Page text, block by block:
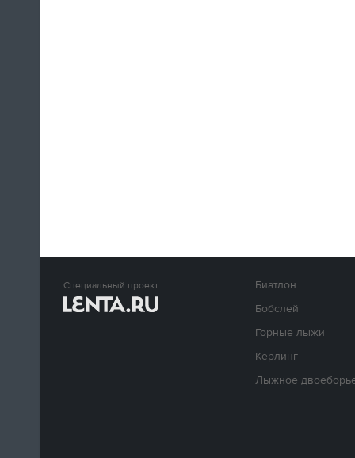
Специальный проект
Биатлон
Бобслей
Горные лыжи
Керлинг
Лыжное